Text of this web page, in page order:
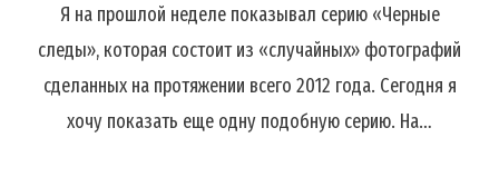
Я на прошлой неделе показывал серию «Черные
следы», которая состоит из «случайных» фотографий
сделанных на протяжении всего 2012 года. Сегодня я
хочу показать еще одну подобную серию. На…